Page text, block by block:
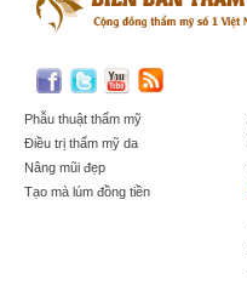
Phẫu thuật thẩm mỹ
Điều trị thẩm mỹ da
Nâng mũi đẹp
Tạo mà lúm đồng tiền